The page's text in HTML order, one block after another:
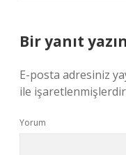
Bir yanıt yazın
E-posta adresiniz
ile işaretlenmişlerdir
Yorum